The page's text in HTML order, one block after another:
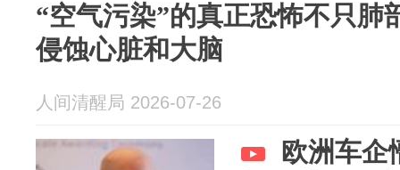
“空气污染”的真正恐怖不只肺
侵蚀心脏和大脑
人间清醒局 2026-07-26
欧洲车企